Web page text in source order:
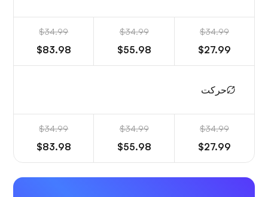
$34.99
$27.99
$34.99
$55.98
$34.99
$83.98
حرکت
$34.99
$27.99
$34.99
$55.98
$34.99
$83.98